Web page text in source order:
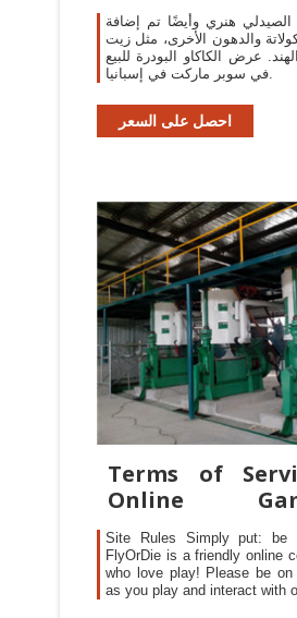
أنشأ الصيدلي هنري وأيضًا تم إضافة
والدهون الأخرى، مثل زيت
عرض الكاكاو البودرة للبيع
في سوبر ماركت في إسبانيا.
احصل على السعر
Terms of
Online
FlyOrDie.com
Site Rules Simply put: be
FlyOrDie is a friendly online
who love play! Please be
as you play and interact with